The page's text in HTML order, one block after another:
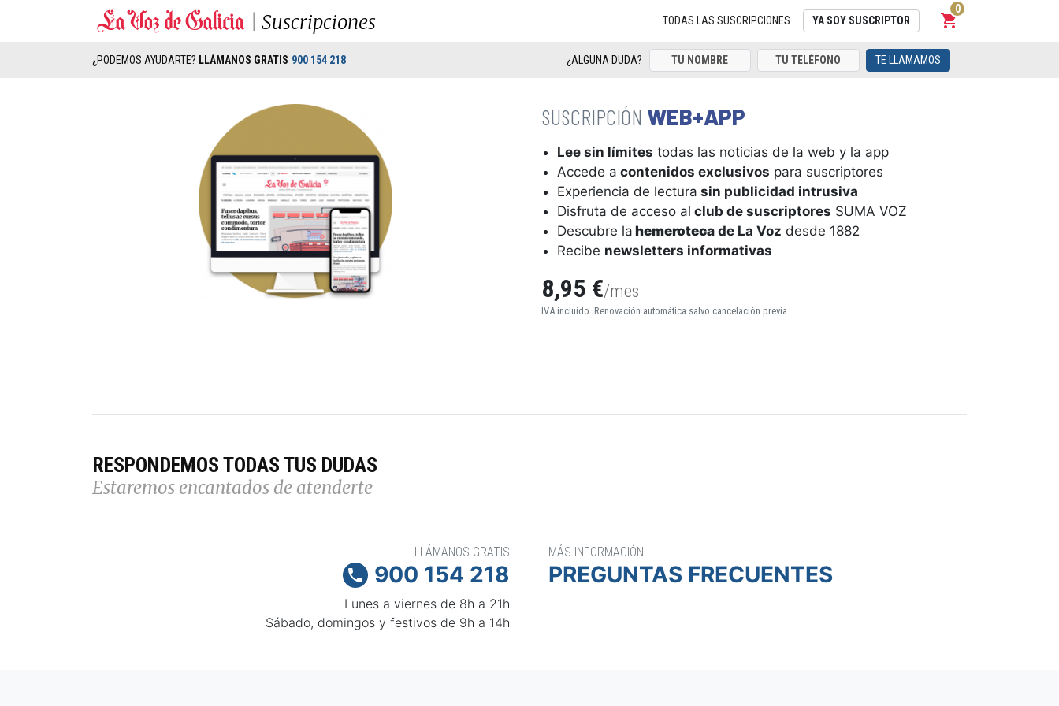
Suscripciones TODAS LAS SUSCRIPCIONES YA SOY SUSCRIPTOR shopping_cart
Carrito
0
¿PODEMOS AYUDARTE? LLÁMANOS GRATIS 900 154 218 ¿ALGUNA DUDA? TE LLAMAMOS
WEB+APP
Lee sin límites todas las noticias de la web y la app
Accede a contenidos exclusivos para suscriptores
Experiencia de lectura sin publicidad intrusiva
Disfruta de acceso al club de suscriptores SUMA VOZ
Descubre la hemeroteca de La Voz desde 1882
Recibe newsletters informativas
8,95 €/mes
IVA incluido. Renovación automática salvo cancelación previa
RESPONDEMOS TODAS TUS DUDAS
Estaremos encantados de atenderte
LLÁMANOS GRATIS
 900 154 218
Lunes a viernes de 8h a 21h
Sábado, domingos y festivos de 9h a 14h
MÁS INFORMACIÓN
PREGUNTAS FRECUENTES